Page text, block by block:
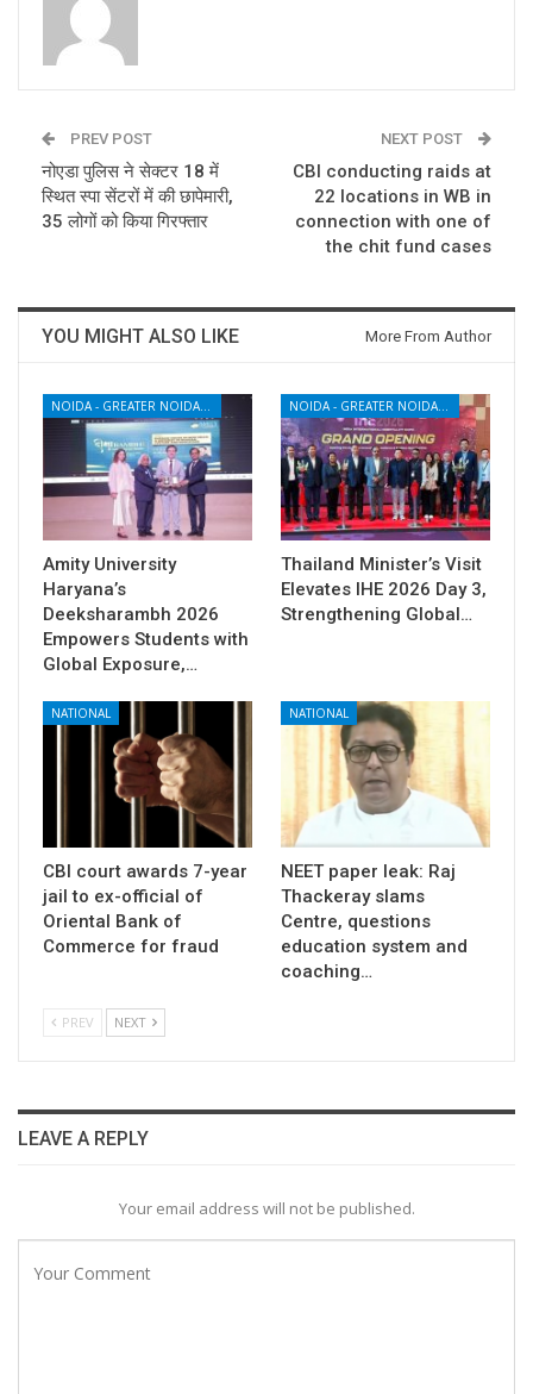
PREV POST
नोएडा पुलिस ने सेक्टर 18 में
स्थित स्पा सेंटरों में की छापेमारी,
35 लोगों को किया गिरफ्तार
NEXT POST
CBI conducting raids at
22 locations in WB in
connection with one of
the chit fund cases
YOU MIGHT ALSO LIKE More From Author
Amity University
Haryana’s
Deeksharambh 2026
Empowers Students with
Global Exposure,…
Thailand Minister’s Visit
Elevates IHE 2026 Day 3,
Strengthening Global…
NATIONAL
CBI court awards 7-year
jail to ex-official of
Oriental Bank of
Commerce for fraud
NATIONAL
NEET paper leak: Raj
Thackeray slams
Centre, questions
education system and
coaching…
PREV NEXT
LEAVE A REPLY
Your email address will not be published.